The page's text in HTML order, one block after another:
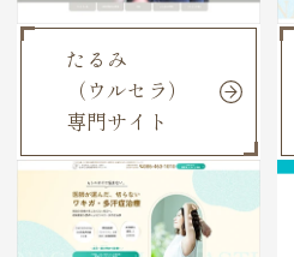
たるみ
（ウルセラ）
専門サイト